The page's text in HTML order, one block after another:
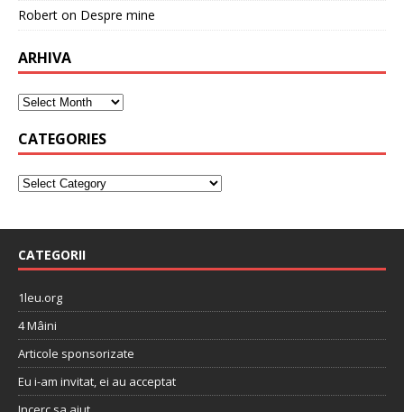
Robert on Despre mine
ARHIVA
CATEGORIES
CATEGORII
1leu.org
4 Mâini
Articole sponsorizate
Eu i-am invitat, ei au acceptat